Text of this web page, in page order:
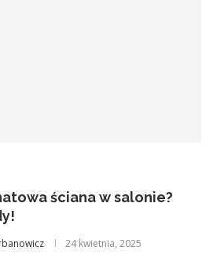
ściana w salonie?
24 kwietnia, 2025